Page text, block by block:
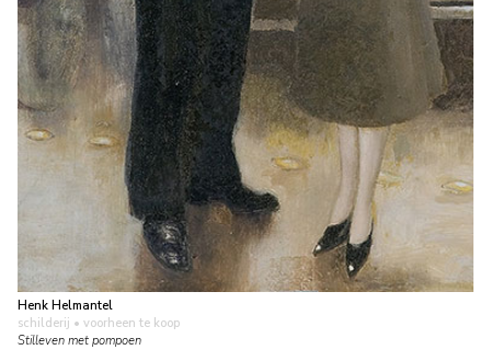
Henk Helmantel
schilderij • voorheen te koop
Stilleven met pompoen